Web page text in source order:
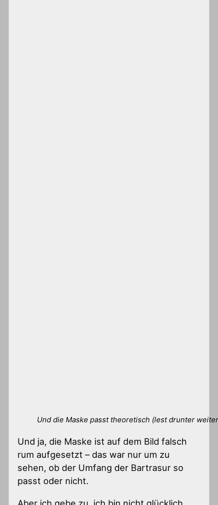
Und die Maske passt theoretisch (lest drunter
Und ja, die Maske ist auf dem Bild falsch
rum aufgesetzt – das war nur um zu
sehen, ob der Umfang der Bartrasur so
passt oder nicht.
Aber ich gebe zu, ich bin nicht glücklich